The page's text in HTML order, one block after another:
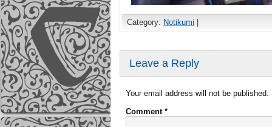
Category: Notikumi
Leave a Reply
Your email address will not be published.
Comment *